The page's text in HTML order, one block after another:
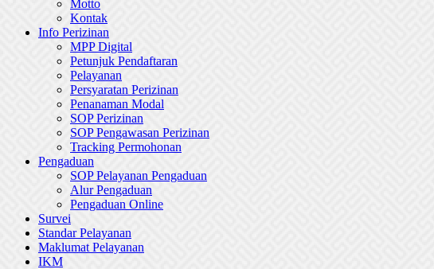
Motto
Kontak
Info Perizinan
MPP Digital
Petunjuk Pendaftaran
Pelayanan
Persyaratan Perizinan
Penanaman Modal
SOP Perizinan
SOP Pengawasan Perizinan
Tracking Permohonan
Pengaduan
SOP Pelayanan Pengaduan
Alur Pengaduan
Pengaduan Online
Survei
Standar Pelayanan
Maklumat Pelayanan
IKM